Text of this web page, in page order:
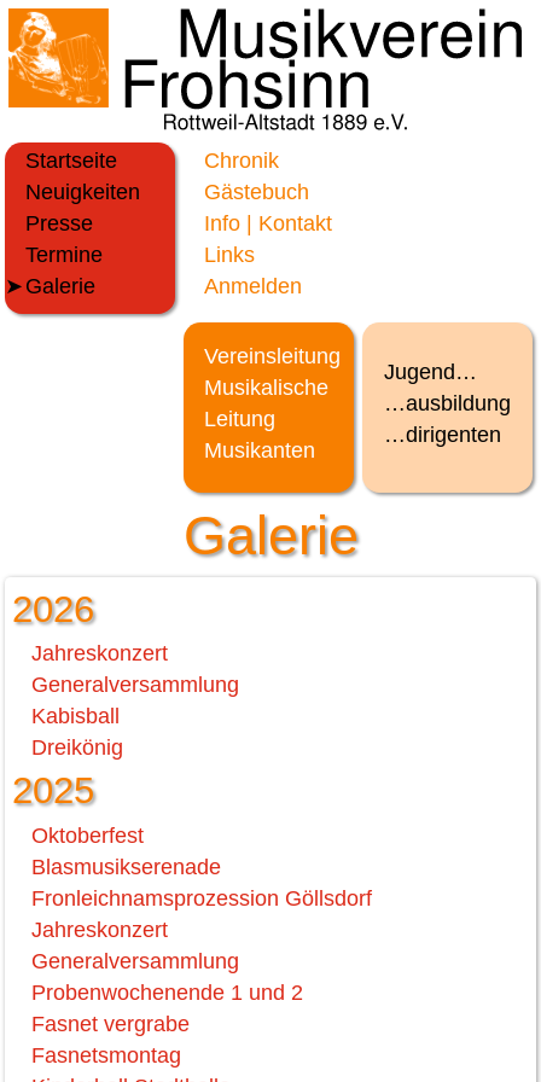
Startseite
Neuigkeiten
Presse
Termine
Galerie
Chronik
Gästebuch
Info | Kontakt
Links
Anmelden
Vereinsleitung
Musikalische
Leitung
Musikanten
Jugend…
…ausbildung
…dirigenten
Galerie
2026
Jahreskonzert
Generalversammlung
Kabisball
Dreikönig
2025
Oktoberfest
Blasmusikserenade
Fronleichnamsprozession Göllsdorf
Jahreskonzert
Generalversammlung
Probenwochenende 1 und 2
Fasnet vergrabe
Fasnetsmontag